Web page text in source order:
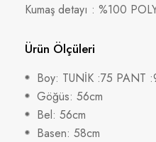
Kumaş detayı : %100
Ürün Ölçüleri
Boy: TUNİK :75 PANT
Göğüs: 56cm
Bel: 56cm
Basen: 58cm